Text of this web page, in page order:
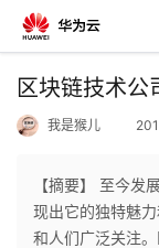
返
区块链技术公
我是猴儿
【摘要】 至今发
现出它的独特魅
和人们广泛关注